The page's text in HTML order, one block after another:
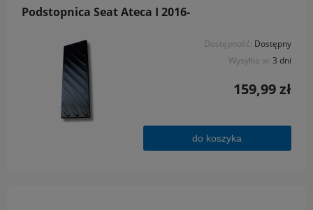
Podstopnica Seat Ateca I 2016-
Dostępność: Dostępny
Wysyłka w: 3 dni
159,99 zł
do koszyka